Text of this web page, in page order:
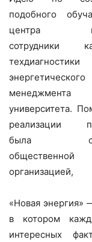
подобного
центра
сотрудники
энергетического
менеджмента
университета.
реализации
была
общественной
организацией,
развития
технологий».
работы центра
энергия»
приурочено ко дню
«Новая энергия»
в котором
интересных